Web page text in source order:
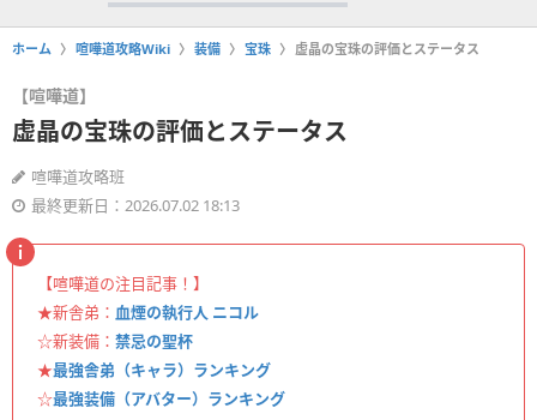
ホーム 喧嘩道攻略Wiki 装備 宝珠 虚晶の宝珠の評価とステータス
【喧嘩道】
虚晶の宝珠の評価とステータス
喧嘩道攻略班
最終更新日：2026.07.02 18:13
【喧嘩道の注目記事！】
★新舎弟： 血煙の執行人 ニコル
☆新装備： 禁忌の聖杯
★最強舎弟（キャラ）ランキング
☆最強装備（アバター）ランキング